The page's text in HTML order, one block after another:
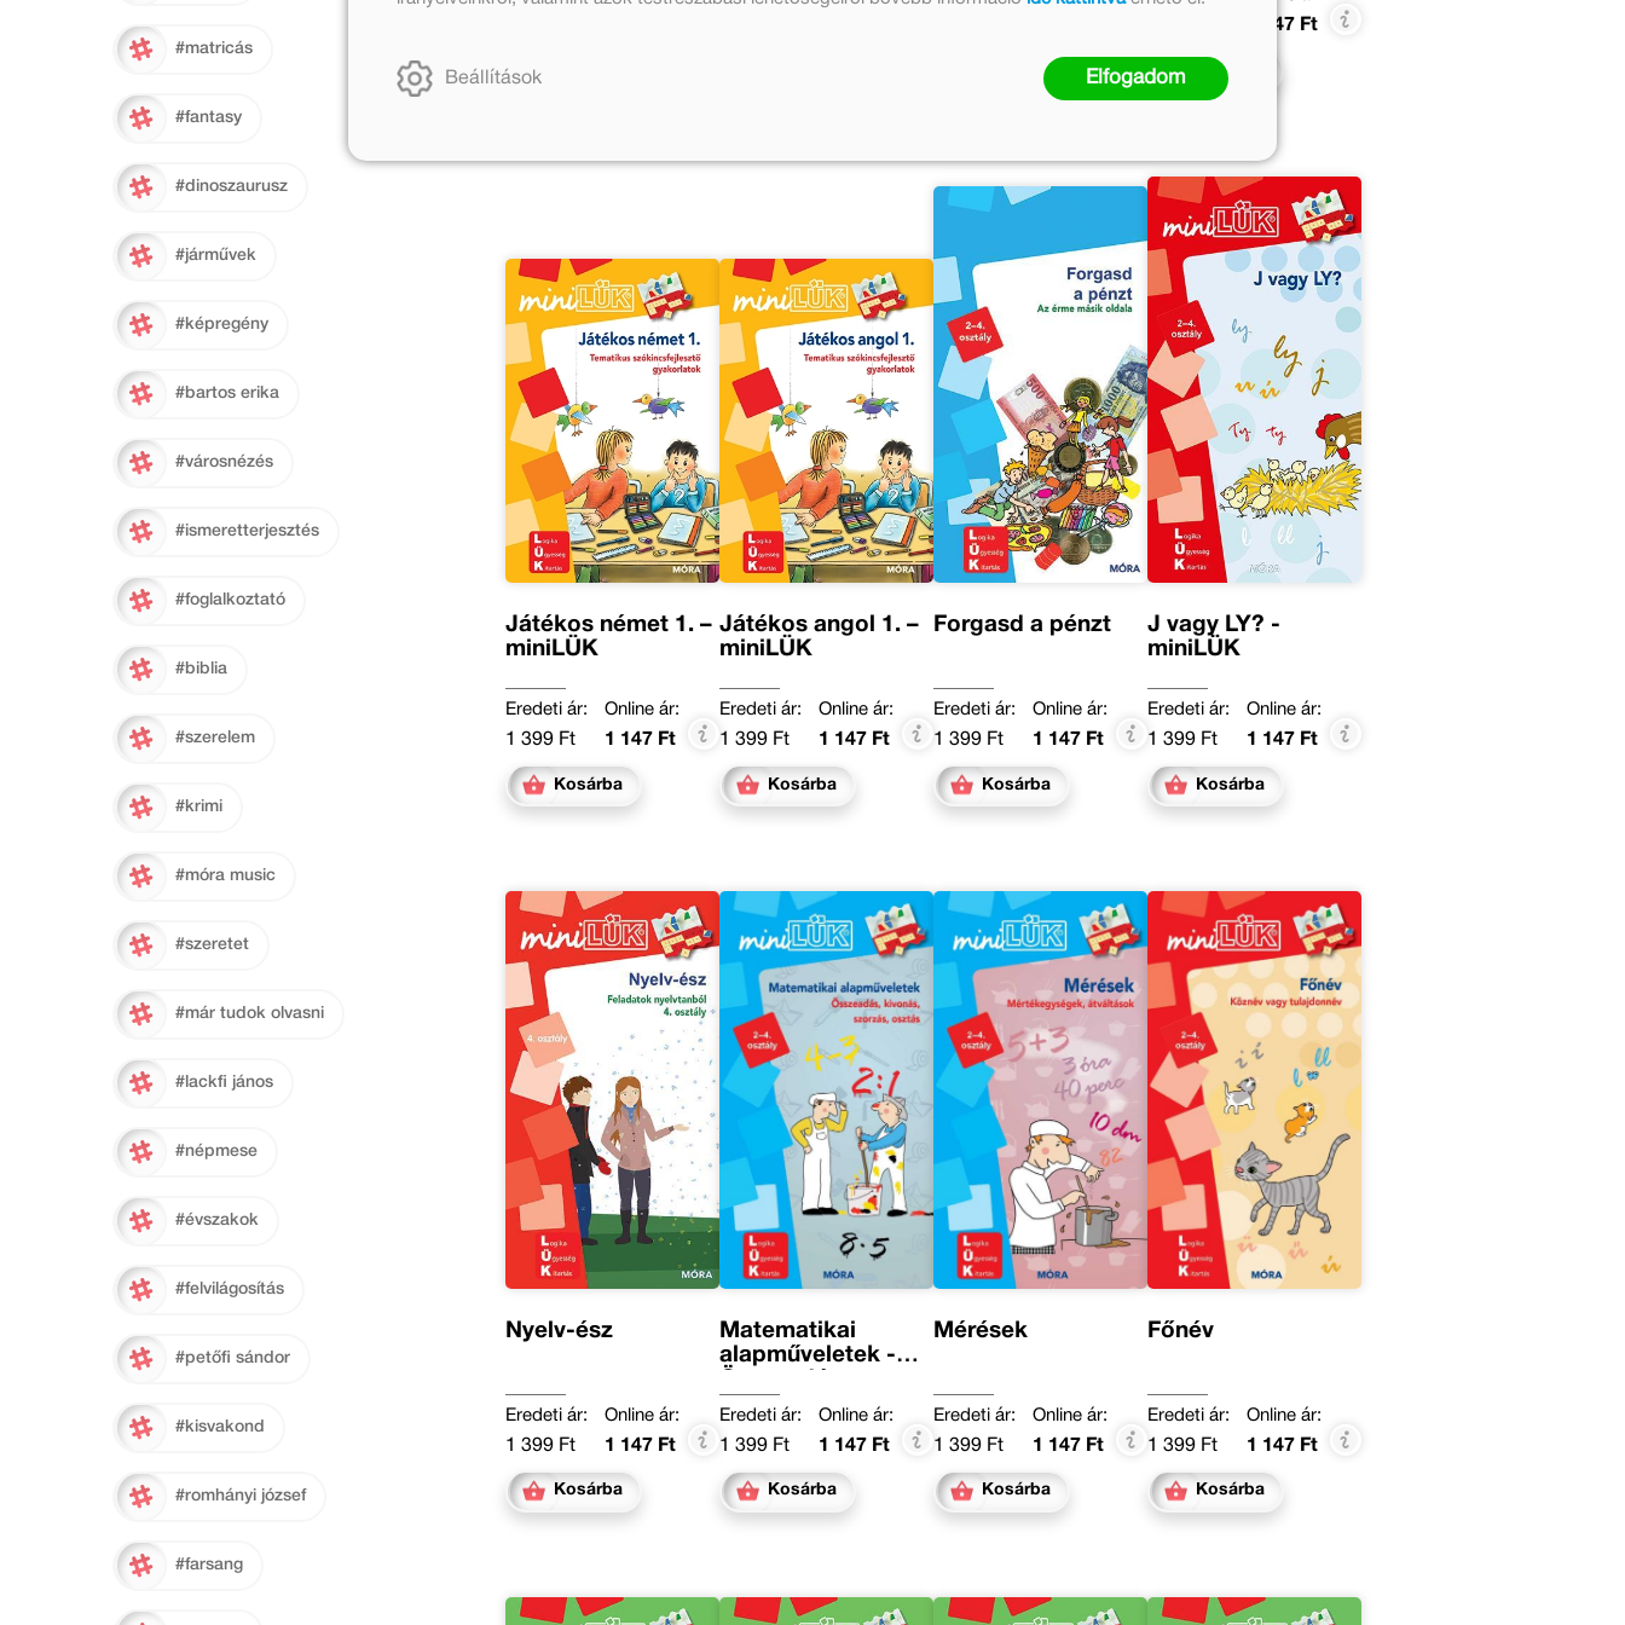
#matricás
#fantasy
#dinoszaurusz
#járművek
#képregény
#bartos erika
#városnézés
#ismeretterjesztés
#foglalkoztató
#biblia
#szerelem
#krimi
#móra music
#szeretet
#már tudok olvasni
#lackfi jános
#népmese
#évszakok
#felvilágosítás
#petőfi sándor
#kisvakond
#romhányi józsef
#farsang
Kosárba
1 147 Ft
Kosárba
Játékos német 1. –
miniLÜK
Eredeti ár:
1 399 Ft
Online ár:
1 147 Ft
Kosárba
Játékos angol 1. –
miniLÜK
Eredeti ár:
1 399 Ft
Online ár:
1 147 Ft
Kosárba
Forgasd a pénzt
Eredeti ár:
1 399 Ft
Online ár:
1 147 Ft
Kosárba
J vagy LY? -
miniLÜK
Eredeti ár:
1 399 Ft
Online ár:
1 147 Ft
Kosárba
Nyelv-ész
Eredeti ár:
1 399 Ft
Online ár:
1 147 Ft
Kosárba
Matematikai
alapműveletek -
kivonás, szorzás,
osztás - miniLÜK
Eredeti ár:
1 399 Ft
Online ár:
1 147 Ft
Kosárba
Mérések
Eredeti ár:
1 399 Ft
Online ár:
1 147 Ft
Kosárba
Főnév
Eredeti ár:
1 399 Ft
Online ár:
1 147 Ft
Kosárba
Beállítások Elfogadom